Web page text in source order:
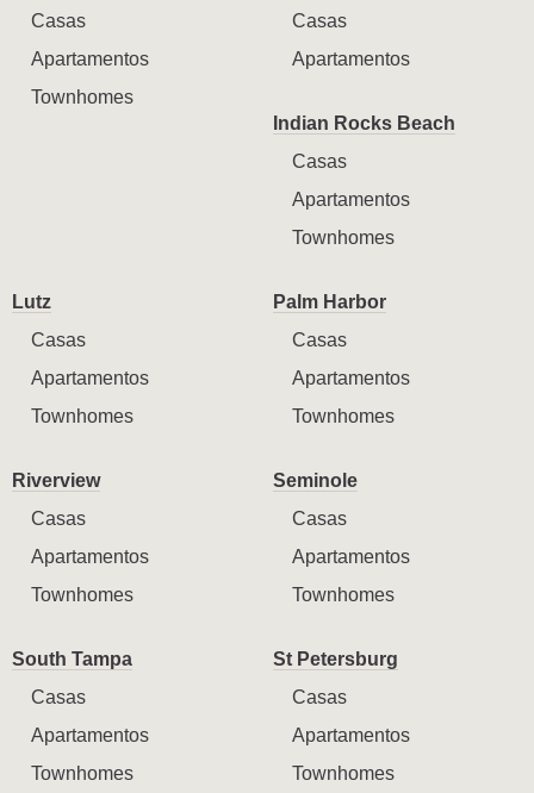
Casas
Apartamentos
Townhomes
Casas
Apartamentos
Indian Rocks Beach
Casas
Apartamentos
Townhomes
Lutz
Casas
Apartamentos
Townhomes
Palm Harbor
Casas
Apartamentos
Townhomes
Riverview
Casas
Apartamentos
Townhomes
Seminole
Casas
Apartamentos
Townhomes
South Tampa
Casas
Apartamentos
Townhomes
St Petersburg
Casas
Apartamentos
Townhomes